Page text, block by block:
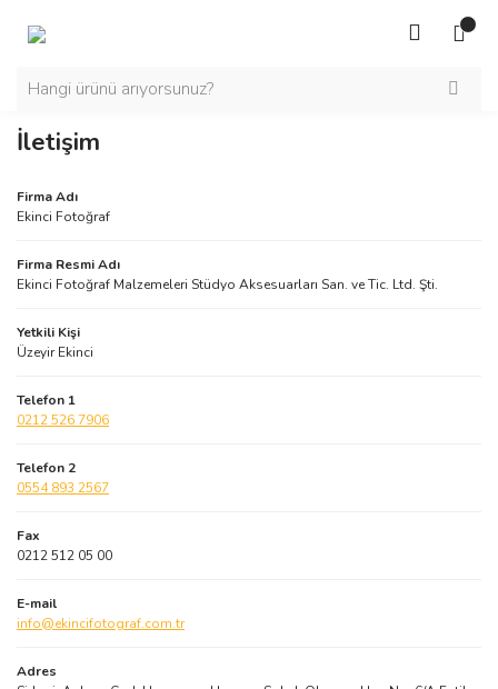
İletişim
Firma Adı
Ekinci Fotoğraf
Firma Resmi Adı
Ekinci Fotoğraf Malzemeleri Stüdyo Aksesuarları San. ve Tic. Ltd. Şti.
Yetkili Kişi
Üzeyir Ekinci
Telefon 1
0212 526 7906
Telefon 2
0554 893 2567
Fax
0212 512 05 00
E-mail
info@ekincifotograf.com.tr
Adres